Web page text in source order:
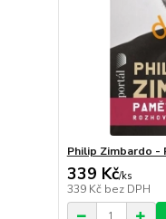
Philip Zimbardo -
339 Kč/ks
339 Kč bez DPH